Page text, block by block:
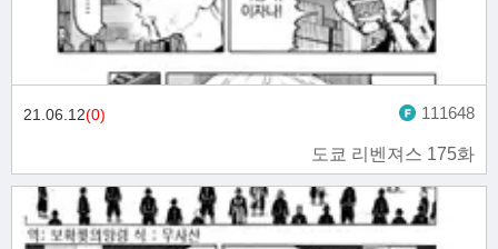
도쿄 리벤져스 175화
21.06.12(0) 111648